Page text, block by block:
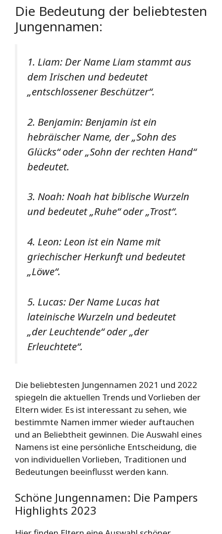
Die Bedeutung der beliebtesten
Jungennamen:
1. Liam: Der Name Liam stammt aus
dem Irischen und bedeutet
„entschlossener Beschützer“.
2. Benjamin: Benjamin ist ein
hebräischer Name, der „Sohn des
Glücks“ oder „Sohn der rechten Hand“
bedeutet.
3. Noah: Noah hat biblische Wurzeln
und bedeutet „Ruhe“ oder „Trost“.
4. Leon: Leon ist ein Name mit
griechischer Herkunft und bedeutet
„Löwe“.
5. Lucas: Der Name Lucas hat
lateinische Wurzeln und bedeutet
„der Leuchtende“ oder „der
Erleuchtete“.
Die beliebtesten Jungennamen 2021 und 2022
spiegeln die aktuellen Trends und Vorlieben der
Eltern wider. Es ist interessant zu sehen, wie
bestimmte Namen immer wieder auftauchen
und an Beliebtheit gewinnen. Die Auswahl eines
Namens ist eine persönliche Entscheidung, die
von individuellen Vorlieben, Traditionen und
Bedeutungen beeinflusst werden kann.
Schöne Jungennamen: Die Pampers
Highlights 2023